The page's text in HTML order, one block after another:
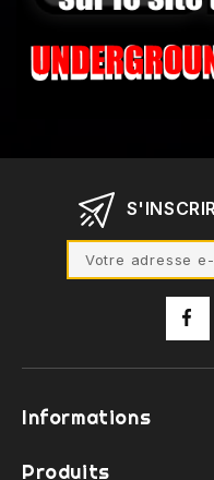
Informations
Produits